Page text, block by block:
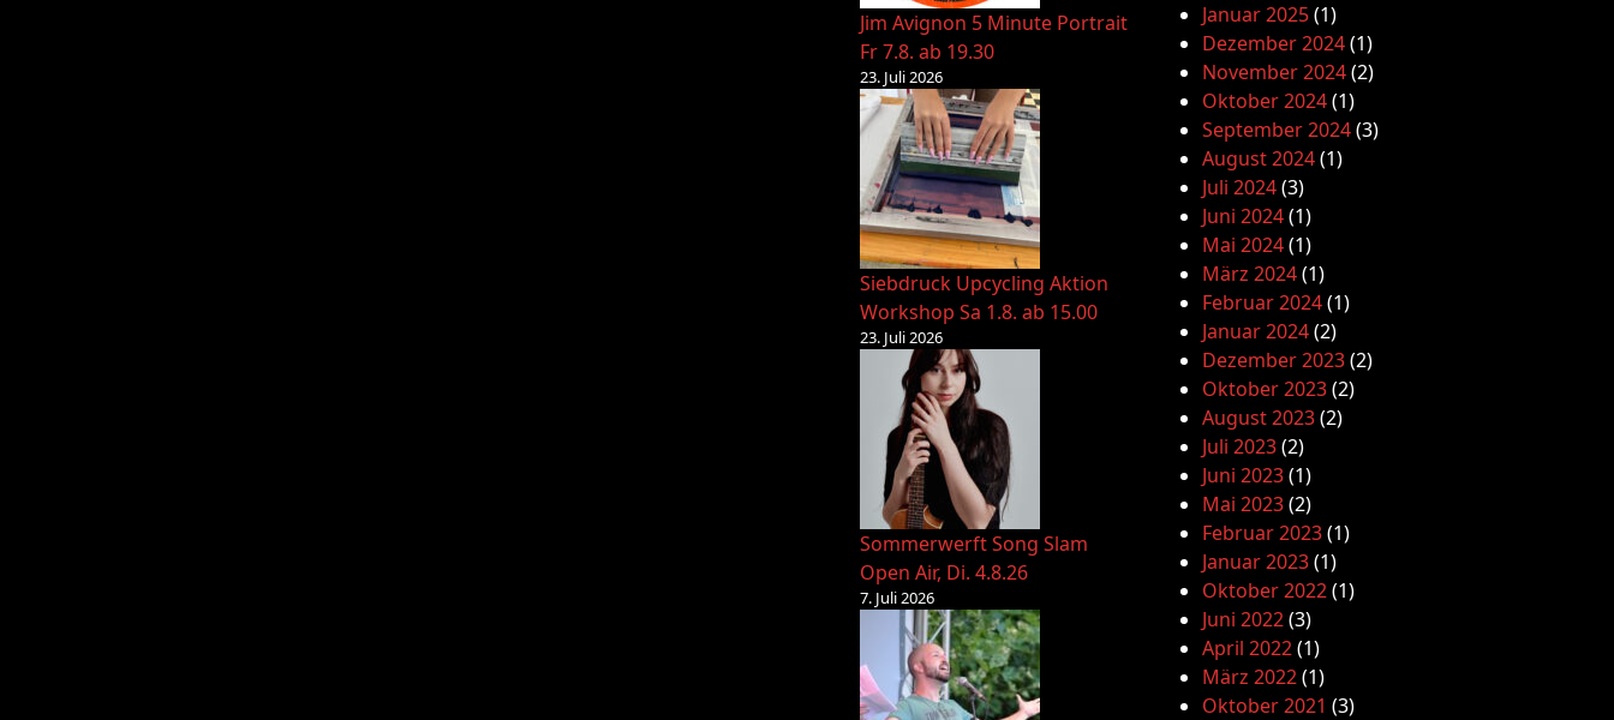
Jim Avignon 5 Minute Portrait
Fr 7.8. ab 19.30
23. Juli 2026
Siebdruck Upcycling Aktion
Workshop Sa 1.8. ab 15.00
23. Juli 2026
Sommerwerft Song Slam
Open Air, Di. 4.8.26
7. Juli 2026
Januar 2025(1)
Dezember 2024(1)
November 2024(2)
Oktober 2024(1)
September 2024(3)
August 2024(1)
Juli 2024(3)
Juni 2024(1)
Mai 2024(1)
März 2024(1)
Februar 2024(1)
Januar 2024(2)
Dezember 2023(2)
Oktober 2023(2)
August 2023(2)
Juli 2023(2)
Juni 2023(1)
Mai 2023(2)
Februar 2023(1)
Januar 2023(1)
Oktober 2022(1)
Juni 2022(3)
April 2022(1)
März 2022(1)
Oktober 2021 (3)